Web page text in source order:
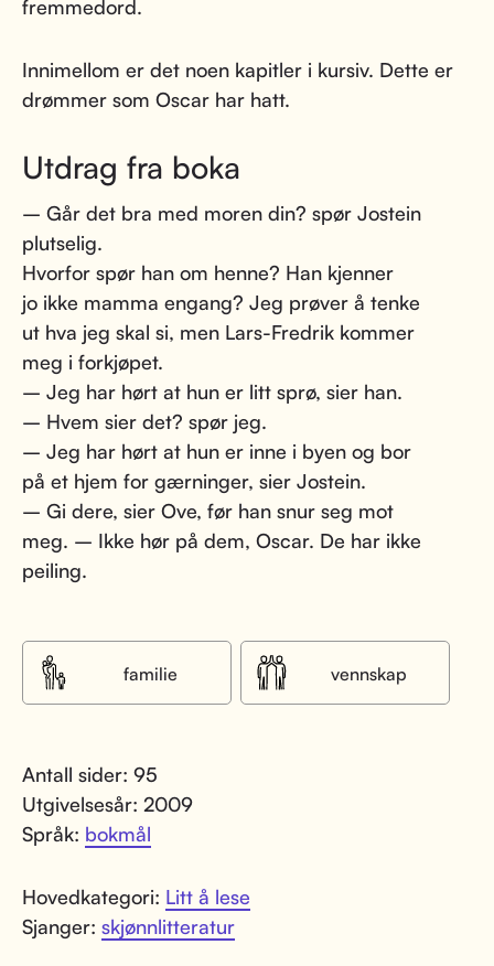
fremmedord.
Innimellom er det noen kapitler i kursiv. Dette er
drømmer som Oscar har hatt.
Utdrag fra boka
– Går det bra med moren din? spør Jostein
plutselig.
Hvorfor spør han om henne? Han kjenner
jo ikke mamma engang? Jeg prøver å tenke
ut hva jeg skal si, men Lars-Fredrik kommer
meg i forkjøpet.
– Jeg har hørt at hun er litt sprø, sier han.
– Hvem sier det? spør jeg.
– Jeg har hørt at hun er inne i byen og bor
på et hjem for gærninger, sier Jostein.
– Gi dere, sier Ove, før han snur seg mot
meg. – Ikke hør på dem, Oscar. De har ikke
peiling.
familie vennskap
Antall sider: 95
Utgivelsesår: 2009
Språk: bokmål
Hovedkategori: Litt å lese
Sjanger: skjønnlitteratur